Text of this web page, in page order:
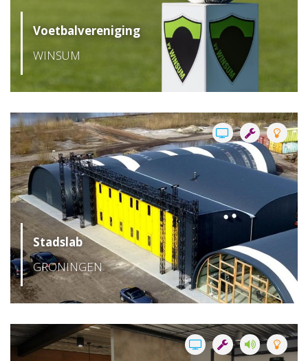
Voetbalvereniging
WINSUM
Stadslab
GRONINGEN